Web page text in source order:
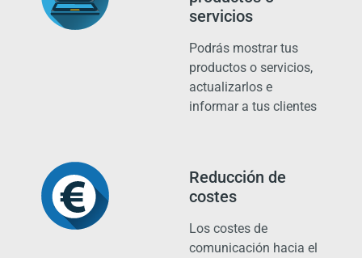
servicios
Podrás mostrar tus
productos o servicios,
actualizarlos e
informar a tus clientes
Reducción de
costes
Los costes de
comunicación hacia el